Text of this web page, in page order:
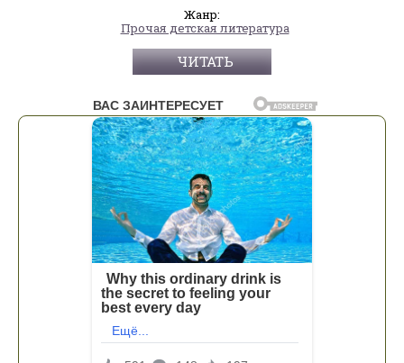
Жанр:
Прочая детская литература
ЧИТАТЬ